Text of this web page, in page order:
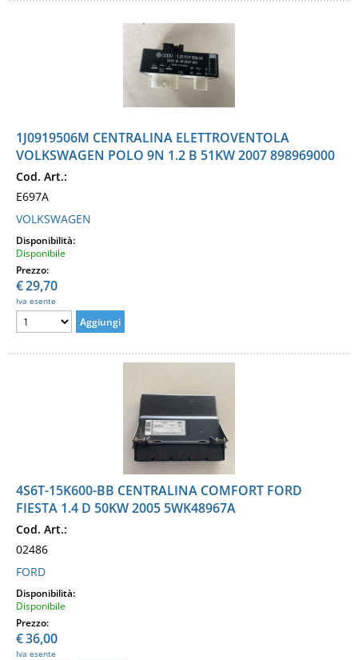
1J0919506M CENTRALINA ELETTROVENTOLA
VOLKSWAGEN POLO 9N 1.2 B 51KW 2007 898969000
Cod. Art.:
E697A
VOLKSWAGEN
Disponibilità:
Disponibile
Prezzo:
€29,70
Iva esente
4S6T-15K600-BB CENTRALINA COMFORT FORD
FIESTA 1.4 D 50KW 2005 5WK48967A
Cod. Art.:
02486
FORD
Disponibilità:
Disponibile
Prezzo:
€36,00
Iva esente